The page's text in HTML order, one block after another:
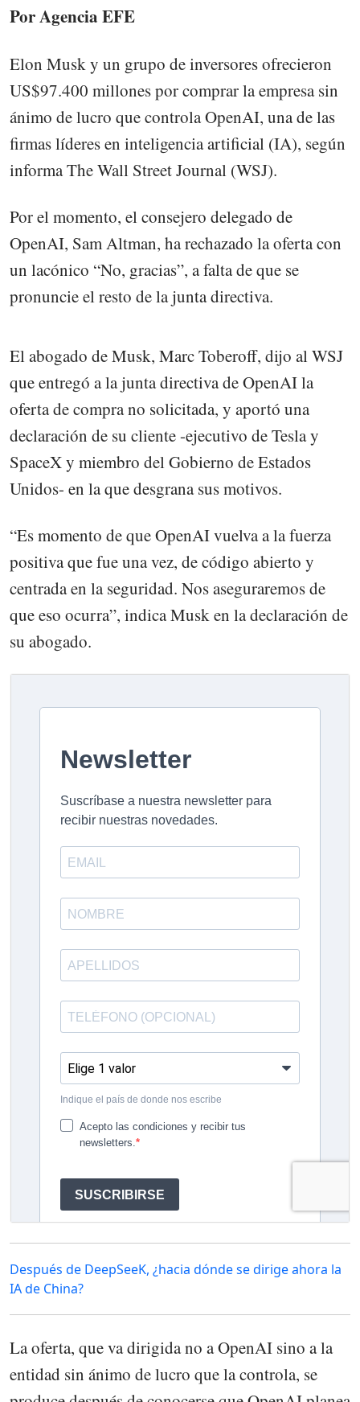
Por Agencia EFE
Elon Musk y un grupo de inversores ofrecieron
US$97.400 millones por comprar la empresa sin
ánimo de lucro que controla OpenAI, una de las
firmas líderes en inteligencia artificial (IA), según
informa The Wall Street Journal (WSJ).
Por el momento, el consejero delegado de
OpenAI, Sam Altman, ha rechazado la oferta con
un lacónico “No, gracias”, a falta de que se
pronuncie el resto de la junta directiva.
El abogado de Musk, Marc Toberoff, dijo al WSJ
que entregó a la junta directiva de OpenAI la
oferta de compra no solicitada, y aportó una
declaración de su cliente -ejecutivo de Tesla y
SpaceX y miembro del Gobierno de Estados
Unidos- en la que desgrana sus motivos.
“Es momento de que OpenAI vuelva a la fuerza
positiva que fue una vez, de código abierto y
centrada en la seguridad. Nos aseguraremos de
que eso ocurra”, indica Musk en la declaración de
su abogado.
Después de DeepSeeK, ¿hacia dónde se dirige ahora la
IA de China?
La oferta, que va dirigida no a OpenAI sino a la
entidad sin ánimo de lucro que la controla, se